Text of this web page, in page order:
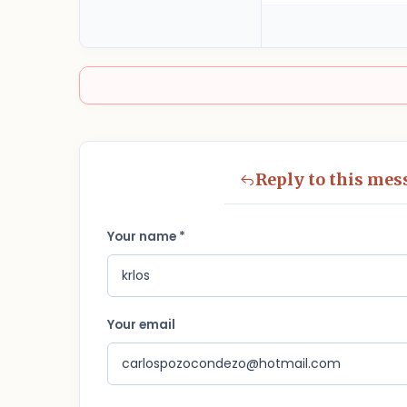
Reply to this
Your name *
Your email